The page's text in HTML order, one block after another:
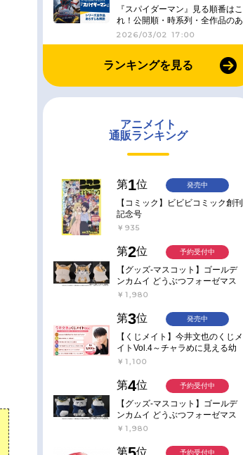
『スパイダーマン』見る順番はこ
れ！公開順・時系列・全作品のあ
らすじをまとめました
2026/03/02 17:00
ランキングを見る
アニメイト
通販ランキング
第1位
【コミック】ビビビコミック創刊
記念号
￥935
発売中
第2位
【グッズ-マスコット】ゴールデ
ンカムイ どうぶつフォーゼマス
コット 4.尾形百之助【再販】
￥1,980
予約受付中
第3位
【くじメイト】今井文也のくじメ
イトVol.4～チャラめに見える幼
馴染、実は一途で独占欲が強いん
￥1,100
発売中
第4位
【グッズ-マスコット】ゴールデ
ンカムイ どうぶつフォーゼマス
コット 5.月島軍曹【再販】
￥1,980
予約受付中
第 位 予約受付中